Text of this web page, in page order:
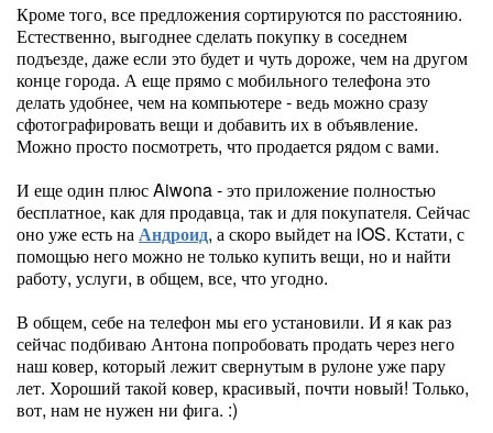
Кроме того, все предложения сортируются по расстоянию.
Естественно, выгоднее сделать покупку в соседнем
подъезде, даже если это будет и чуть дороже, чем на другом
конце города. А еще прямо с мобильного телефона это
делать удобнее, чем на компьютере - ведь можно сразу
сфотографировать вещи и добавить их в объявление.
Можно просто посмотреть, что продается рядом с вами.
И еще один плюс Aiwona - это приложение полностью
бесплатное, как для продавца, так и для покупателя. Сейчас
оно уже есть наАндроид, а скоро выйдет на iOS. Кстати, с
помощью него можно не только купить вещи, но и найти
работу, услуги, в общем, все, что угодно.
В общем, себе на телефон мы его установили. И я как раз
сейчас подбиваю Антона попробовать продать через него
наш ковер, который лежит свернутым в рулоне уже пару
лет. Хороший такой ковер, красивый, почти новый! Только,
вот, нам не нужен ни фига. :)